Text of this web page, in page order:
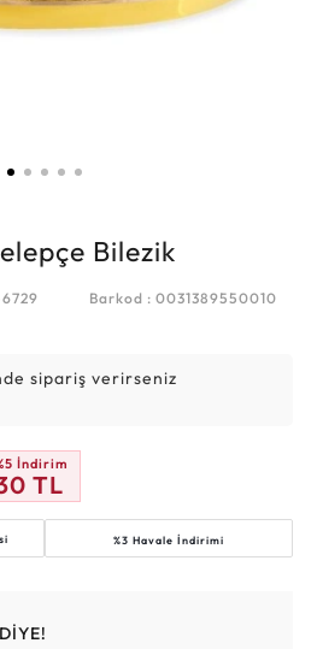
Bilezik
Barkod : 0031389550010
sipariş verirseniz
İndirim
TL
%3 Havale İndirimi